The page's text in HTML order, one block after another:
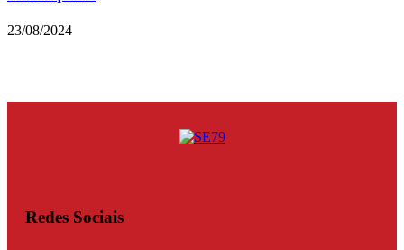
23/08/2024
Redes Sociais